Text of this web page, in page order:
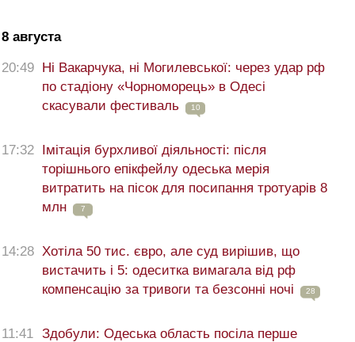
8 августа
20:49 Ні Вакарчука, ні Могилевської: через удар рф
по стадіону «Чорноморець» в Одесі
скасували фестиваль
10
17:32 Імітація бурхливої діяльності: після
торішнього епікфейлу одеська мерія
витратить на пісок для посипання тротуарів 8
млн
7
14:28 Хотіла 50 тис. євро, але суд вирішив, що
вистачить і 5: одеситка вимагала від рф
компенсацію за тривоги та безсонні ночі
28
11:41
Здобули: Одеська область посіла перше